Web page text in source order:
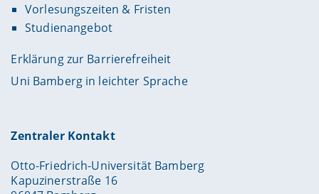
Vorlesungszeiten & Fristen
Studienangebot
Erklärung zur Barrierefreiheit
Uni Bamberg in leichter Sprache
Zentraler Kontakt
Otto-Friedrich-Universität Bamberg
Kapuzinerstraße 16